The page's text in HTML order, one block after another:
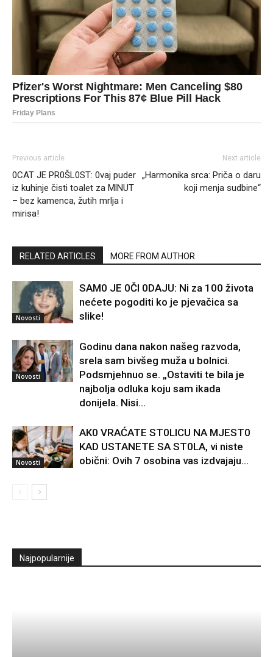
Previous article
0CAT JE PR0ŠL0ST: 0vaj puder
iz kuhinje čisti toalet za MlNUT
– bez kamenca, žutih mrlja i
mirisa!
Next article
„Harmonika srca: Priča o daru
koji menja sudbine“
RELATED ARTICLES MORE FROM AUTHOR
Novosti
SAM0 JE 0Čl 0DAJU: Ni za 100 života
nećete pogoditi ko je pjevačica sa
slike!
Novosti
Godinu dana nakon našeg razvoda,
srela sam bivšeg muža u bolnici.
Podsmjehnuo se. „Ostaviti te bila je
najbolja odluka koju sam ikada
donijela. Nisi...
Novosti
AK0 VRAĆATE ST0LlCU NA MJEST0
KAD USTANETE SA ST0LA, vi niste
obični: Ovih 7 osobina vas izdvajaju…
Najpopularnije